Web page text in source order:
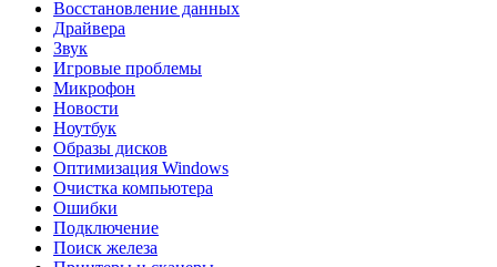
Восстановление данных
Драйвера
Звук
Игровые проблемы
Микрофон
Новости
Ноутбук
Образы дисков
Оптимизация Windows
Очистка компьютера
Ошибки
Подключение
Поиск железа